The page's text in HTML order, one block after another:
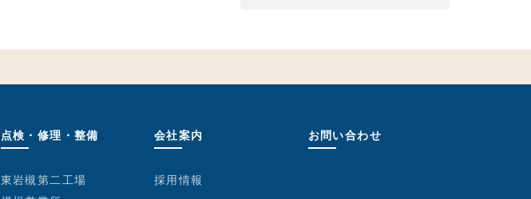
点検・修理・整備
東岩槻第二工場
会社案内
採用情報
お問い合わせ